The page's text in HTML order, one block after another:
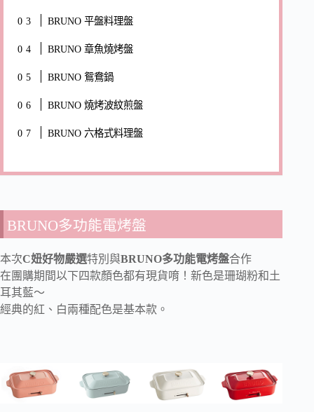
BRUNO 平盤料理盤
BRUNO 章魚燒烤盤
BRUNO 鴛鴦鍋
BRUNO 燒烤波紋煎盤
BRUNO 六格式料理盤
BRUNO多功能電烤盤
本次C妞好物嚴選特別與BRUNO多功能電烤盤合作
在團購期間以下四款顏色都有現貨唷！新色是珊瑚粉和土
耳其藍～
經典的紅、白兩種配色是基本款。